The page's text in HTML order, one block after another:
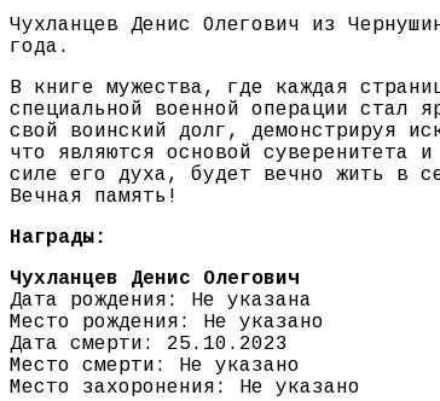
Чухланцев Денис Олегович из
года.
В книге мужества, где каждая
специальной военной операции стал
свой воинский долг, демонстрируя
что являются основой суверенитета
силе его духа, будет вечно жить в
Вечная память!
Награды:
Чухланцев Денис Олегович
Дата рождения: Не указана
Место рождения: Не указано
Дата смерти: 25.10.2023
Место смерти: Не указано
Место захоронения: Не указано